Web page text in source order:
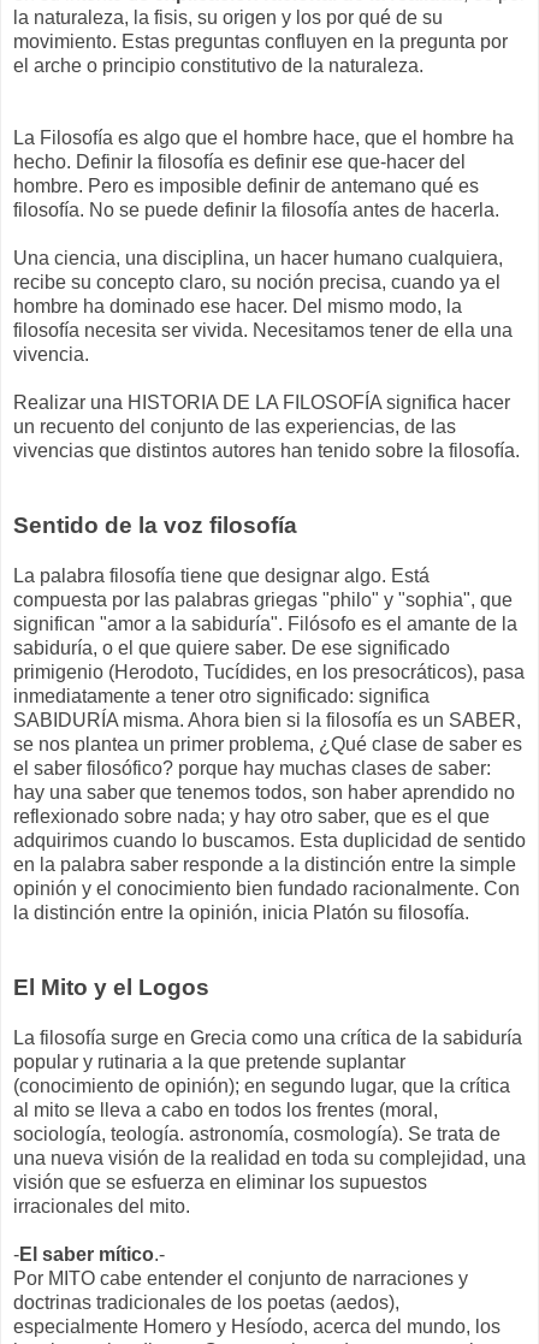
la naturaleza, la fisis, su origen y los por qué de su
movimiento. Estas preguntas confluyen en la pregunta por
el arche o principio constitutivo de la naturaleza.
La Filosofía es algo que el hombre hace, que el hombre ha
hecho. Definir la filosofía es definir ese que-hacer del
hombre. Pero es imposible definir de antemano qué es
filosofía. No se puede definir la filosofía antes de hacerla.
Una ciencia, una disciplina, un hacer humano cualquiera,
recibe su concepto claro, su noción precisa, cuando ya el
hombre ha dominado ese hacer. Del mismo modo, la
filosofía necesita ser vivida. Necesitamos tener de ella una
vivencia.
Realizar una HISTORIA DE LA FILOSOFÍA significa hacer
un recuento del conjunto de las experiencias, de las
vivencias que distintos autores han tenido sobre la filosofía.
Sentido de la voz filosofía
La palabra filosofía tiene que designar algo. Está
compuesta por las palabras griegas "philo" y "sophia", que
significan "amor a la sabiduría". Filósofo es el amante de la
sabiduría, o el que quiere saber. De ese significado
primigenio (Herodoto, Tucídides, en los presocráticos), pasa
inmediatamente a tener otro significado: significa
SABIDURÍA misma. Ahora bien si la filosofía es un SABER,
se nos plantea un primer problema, ¿Qué clase de saber es
el saber filosófico? porque hay muchas clases de saber:
hay una saber que tenemos todos, son haber aprendido no
reflexionado sobre nada; y hay otro saber, que es el que
adquirimos cuando lo buscamos. Esta duplicidad de sentido
en la palabra saber responde a la distinción entre la simple
opinión y el conocimiento bien fundado racionalmente. Con
la distinción entre la opinión, inicia Platón su filosofía.
El Mito y el Logos
La filosofía surge en Grecia como una crítica de la sabiduría
popular y rutinaria a la que pretende suplantar
(conocimiento de opinión); en segundo lugar, que la crítica
al mito se lleva a cabo en todos los frentes (moral,
sociología, teología. astronomía, cosmología). Se trata de
una nueva visión de la realidad en toda su complejidad, una
visión que se esfuerza en eliminar los supuestos
irracionales del mito.
-El saber mítico.-
Por MITO cabe entender el conjunto de narraciones y
doctrinas tradicionales de los poetas (aedos),
especialmente Homero y Hesíodo, acerca del mundo, los